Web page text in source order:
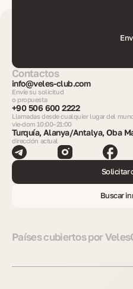
Contactos
info@veles-club.com
Envíe su solicitud
o propuesta
+90 506 600 2222
Llamadas desde cualquier lugar del
vie-dom 10:00–21:00
Turquía, Alanya/Antalya, Oba
dirección actual
Solicitar
Buscar
Países cubiertos por